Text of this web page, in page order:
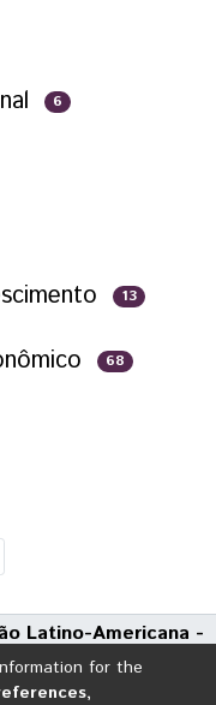
6
13
68
Latino-Americana -
- Polo Universitário
for the